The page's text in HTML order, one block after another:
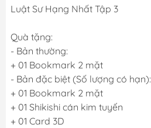
Luật Sư Hạng Nhất Tập 3
Quà tặng:
- Bản thường:
+ 01 Bookmark 2 mặt
- Bản đặc biệt (Số lượng có hạn):
+ 01 Bookmark 2 mặt
+ 01 Shikishi cán kim tuyến
+ 01 Card 3D